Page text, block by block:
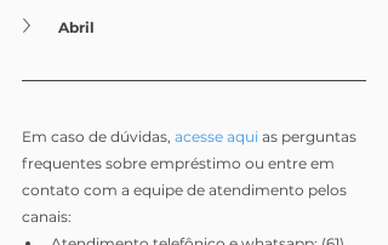
Abril
Em caso de dúvidas, acesse aqui as perguntas
frequentes sobre empréstimo ou entre em
contato com a equipe de atendimento pelos
canais: